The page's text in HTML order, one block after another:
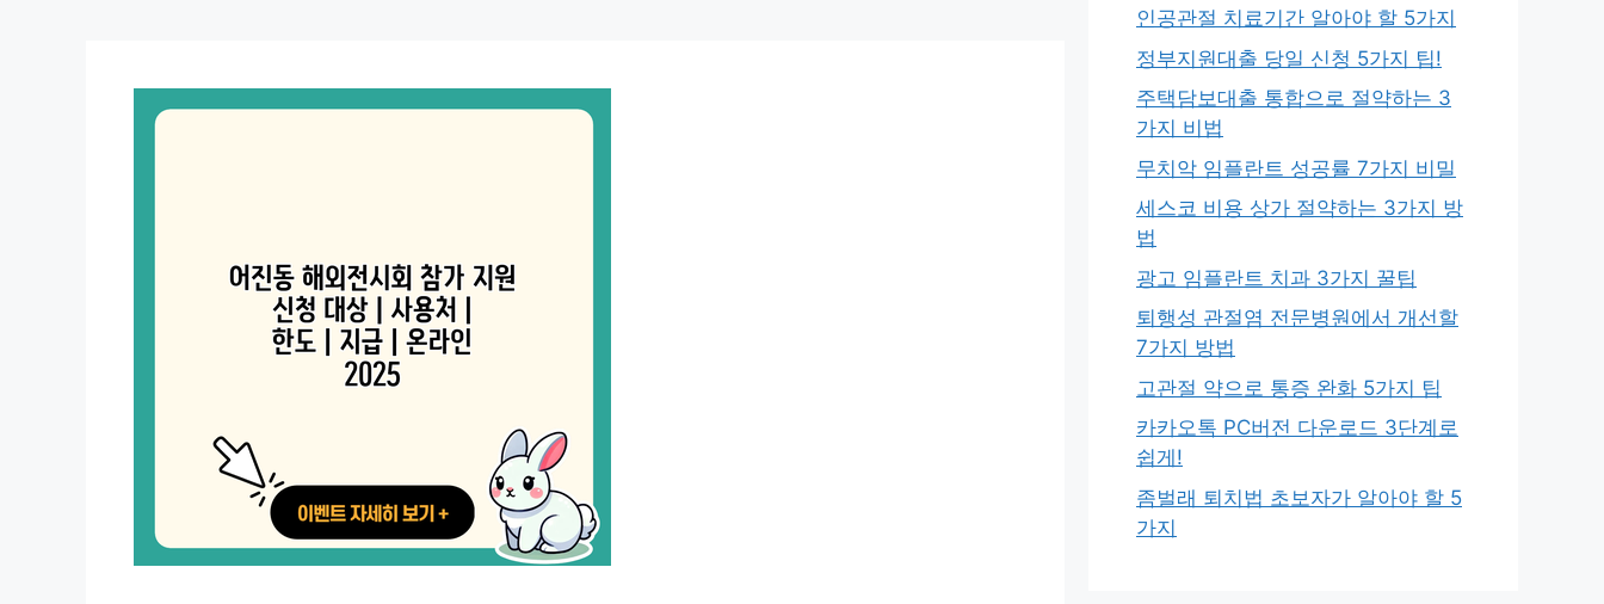
인공관절 치료기간 알아야 할 5가지
정부지원대출 당일 신청 5가지 팁!
주택담보대출 통합으로 절약하는 3
가지 비법
무치악 임플란트 성공률 7가지 비밀
세스코 비용 상가 절약하는 3가지 방
법
광고 임플란트 치과 3가지 꿀팁
퇴행성 관절염 전문병원에서 개선할
7가지 방법
고관절 약으로 통증 완화 5가지 팁
카카오톡 PC버전 다운로드 3단계로
쉽게!
좀벌래 퇴치법 초보자가 알아야 할 5
가지